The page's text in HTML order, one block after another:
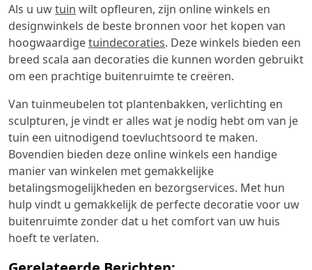
Als u uwtuin wilt opfleuren, zijn online winkels en
designwinkels de beste bronnen voor het kopen van
hoogwaardigetuindecoraties. Deze winkels bieden een
breed scala aan decoraties die kunnen worden gebruikt
om een prachtige buitenruimte te creëren.
Van tuinmeubelen tot plantenbakken, verlichting en
sculpturen, je vindt er alles wat je nodig hebt om van je
tuin een uitnodigend toevluchtsoord te maken.
Bovendien bieden deze online winkels een handige
manier van winkelen met gemakkelijke
betalingsmogelijkheden en bezorgservices. Met hun
hulp vindt u gemakkelijk de perfecte decoratie voor uw
buitenruimte zonder dat u het comfort van uw huis
hoeft te verlaten.